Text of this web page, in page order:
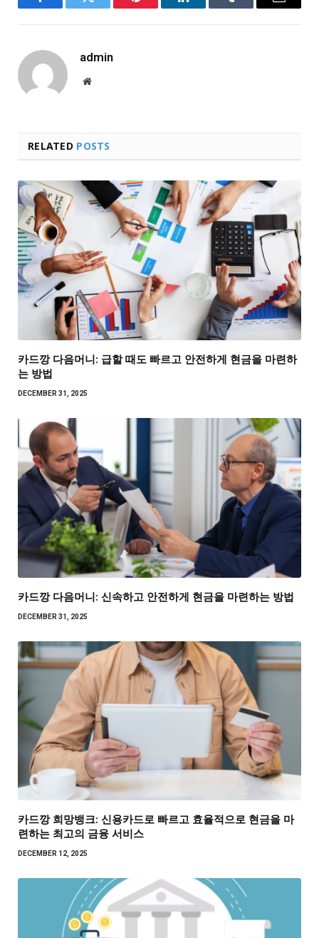
FacebookTwitter Pinterest LinkedInTumblr Email
admin
Website
RELATED POSTS
카드깡 다음머니: 급할 때도 빠르고 안전하게 현금을 마련하
는 방법
DECEMBER 31, 2025
카드깡 다음머니: 신속하고 안전하게 현금을 마련하는 방법
DECEMBER 31, 2025
카드깡 희망뱅크: 신용카드로 빠르고 효율적으로 현금을 마
련하는 최고의 금융 서비스
DECEMBER 12, 2025